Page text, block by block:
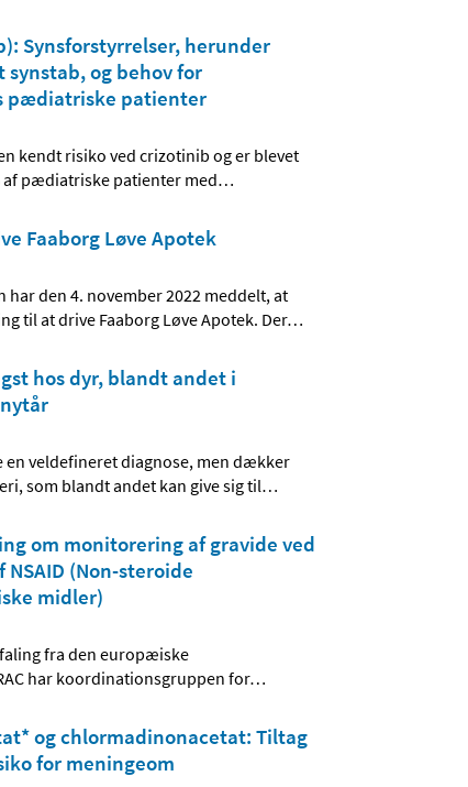
Synsforstyrrelser, herunder
og behov for
pædiatriske patienter
kendt risiko ved crizotinib og er blevet
pædiatriske patienter med…
Faaborg Løve Apotek
den 4. november 2022 meddelt, at
til at drive Faaborg Løve Apotek. Der…
hos dyr, blandt andet i
en veldefineret diagnose, men dækker
som blandt andet kan give sig til…
om monitorering af gravide ved
(Non-steroide
midler)
fra den europæiske
har koordinationsgruppen for…
og chlormadinonacetat: Tiltag
for meningeom